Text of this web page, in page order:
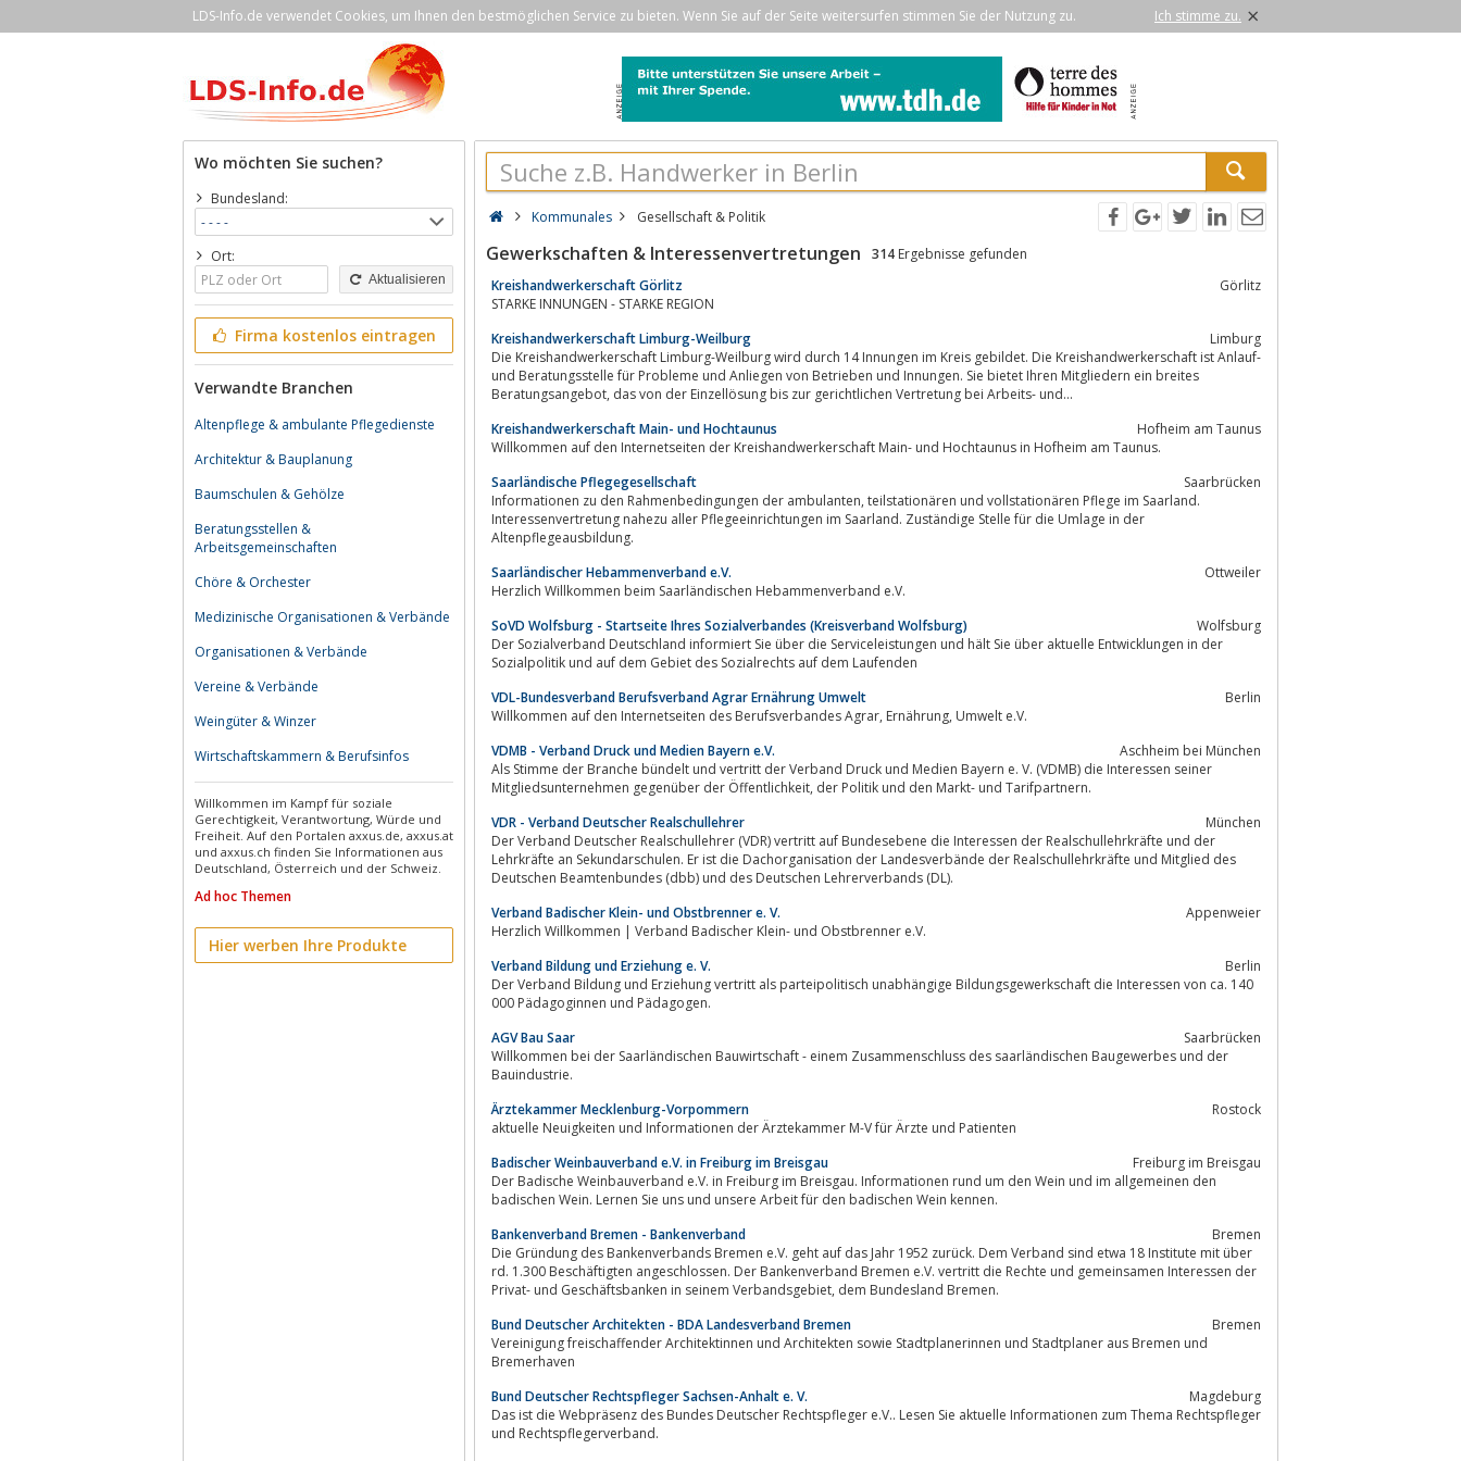
LDS-Info.de verwendet Cookies, um Ihnen den bestmöglichen Service zu bieten. Wenn Sie auf der Seite weitersurfen stimmen Sie der Nutzung zu. Ich stimme zu. ×
Wo möchten Sie suchen?
Bundesland:
Ort:
Aktualisieren
Firma kostenlos eintragen
Verwandte Branchen
Altenpflege & ambulante Pflegedienste
Architektur & Bauplanung
Baumschulen & Gehölze
Beratungsstellen &
Arbeitsgemeinschaften
Chöre & Orchester
Medizinische Organisationen & Verbände
Organisationen & Verbände
Vereine & Verbände
Weingüter & Winzer
Wirtschaftskammern & Berufsinfos
Willkommen im Kampf für soziale
Gerechtigkeit, Verantwortung, Würde und
Freiheit. Auf den Portalen axxus.de, axxus.at
und axxus.ch finden Sie Informationen aus
Deutschland, Österreich und der Schweiz.
Ad hoc Themen
Hier werben Ihre Produkte
Kommunales Gesellschaft & Politik
Gewerkschaften & Interessenvertretungen 314 Ergebnisse gefunden
Kreishandwerkerschaft Görlitz
Görlitz
STARKE INNUNGEN - STARKE REGION
Kreishandwerkerschaft Limburg-Weilburg
Limburg
Die Kreishandwerkerschaft Limburg-Weilburg wird durch 14 Innungen im Kreis gebildet. Die Kreishandwerkerschaft ist Anlauf-
und Beratungsstelle für Probleme und Anliegen von Betrieben und Innungen. Sie bietet Ihren Mitgliedern ein breites
Beratungsangebot, das von der Einzellösung bis zur gerichtlichen Vertretung bei Arbeits- und...
Kreishandwerkerschaft Main- und Hochtaunus
Hofheim am Taunus
Willkommen auf den Internetseiten der Kreishandwerkerschaft Main- und Hochtaunus in Hofheim am Taunus.
Saarländische Pflegegesellschaft
Saarbrücken
Informationen zu den Rahmenbedingungen der ambulanten, teilstationären und vollstationären Pflege im Saarland.
Interessenvertretung nahezu aller Pflegeeinrichtungen im Saarland. Zuständige Stelle für die Umlage in der
Altenpflegeausbildung.
Saarländischer Hebammenverband e.V.
Ottweiler
Herzlich Willkommen beim Saarländischen Hebammenverband e.V.
SoVD Wolfsburg - Startseite Ihres Sozialverbandes (Kreisverband Wolfsburg)
Wolfsburg
Der Sozialverband Deutschland informiert Sie über die Serviceleistungen und hält Sie über aktuelle Entwicklungen in der
Sozialpolitik und auf dem Gebiet des Sozialrechts auf dem Laufenden
VDL-Bundesverband Berufsverband Agrar Ernährung Umwelt
Berlin
Willkommen auf den Internetseiten des Berufsverbandes Agrar, Ernährung, Umwelt e.V.
VDMB - Verband Druck und Medien Bayern e.V.
Aschheim bei München
Als Stimme der Branche bündelt und vertritt der Verband Druck und Medien Bayern e. V. (VDMB) die Interessen seiner
Mitgliedsunternehmen gegenüber der Öffentlichkeit, der Politik und den Markt- und Tarifpartnern.
VDR - Verband Deutscher Realschullehrer
München
Der Verband Deutscher Realschullehrer (VDR) vertritt auf Bundesebene die Interessen der Realschullehrkräfte und der
Lehrkräfte an Sekundarschulen. Er ist die Dachorganisation der Landesverbände der Realschullehrkräfte und Mitglied des
Deutschen Beamtenbundes (dbb) und des Deutschen Lehrerverbands (DL).
Verband Badischer Klein- und Obstbrenner e. V.
Appenweier
Herzlich Willkommen | Verband Badischer Klein- und Obstbrenner e.V.
Verband Bildung und Erziehung e. V.
Berlin
Der Verband Bildung und Erziehung vertritt als parteipolitisch unabhängige Bildungsgewerkschaft die Interessen von ca. 140
000 Pädagoginnen und Pädagogen.
AGV Bau Saar
Saarbrücken
Willkommen bei der Saarländischen Bauwirtschaft - einem Zusammenschluss des saarländischen Baugewerbes und der
Bauindustrie.
Ärztekammer Mecklenburg-Vorpommern
Rostock
aktuelle Neuigkeiten und Informationen der Ärztekammer M-V für Ärzte und Patienten
Badischer Weinbauverband e.V. in Freiburg im Breisgau
Freiburg im Breisgau
Der Badische Weinbauverband e.V. in Freiburg im Breisgau. Informationen rund um den Wein und im allgemeinen den
badischen Wein. Lernen Sie uns und unsere Arbeit für den badischen Wein kennen.
Bankenverband Bremen - Bankenverband
Bremen
Die Gründung des Bankenverbands Bremen e.V. geht auf das Jahr 1952 zurück. Dem Verband sind etwa 18 Institute mit über
rd. 1.300 Beschäftigten angeschlossen. Der Bankenverband Bremen e.V. vertritt die Rechte und gemeinsamen Interessen der
Privat- und Geschäftsbanken in seinem Verbandsgebiet, dem Bundesland Bremen.
Bund Deutscher Architekten - BDA Landesverband Bremen
Bremen
Vereinigung freischaffender Architektinnen und Architekten sowie Stadtplanerinnen und Stadtplaner aus Bremen und
Bremerhaven
Bund Deutscher Rechtspfleger Sachsen-Anhalt e. V.
Magdeburg
Das ist die Webpräsenz des Bundes Deutscher Rechtspfleger e.V.. Lesen Sie aktuelle Informationen zum Thema Rechtspfleger
und Rechtspflegerverband.